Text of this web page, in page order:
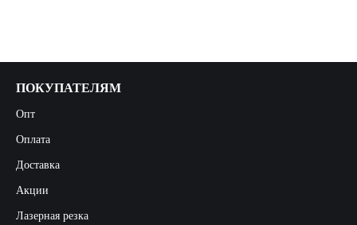
ПОКУПАТЕЛЯМ
Опт
Оплата
Доставка
Акции
Лазерная резка